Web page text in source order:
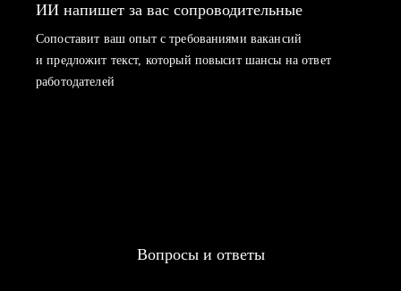
ИИ напишет за вас сопроводительные
Сопоставит ваш опыт с требованиями вакансий
и предложит текст, который повысит шансы на ответ
работодателей
Вопросы и ответы